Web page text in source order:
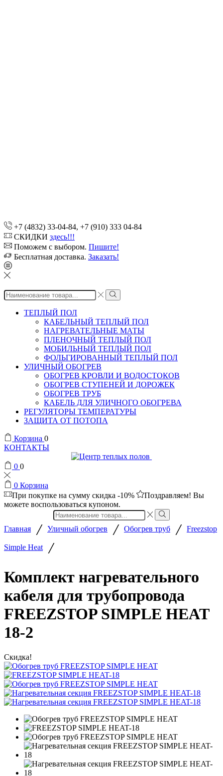
+7 (4832) 33-04-84, +7 (910) 333 04-84
СКИДКИ здесь!!!
Поможем с выбором. Пишите!
Бесплатная доставка. Заказать!
Search
input
ТЕПЛЫЙ ПОЛ
КАБЕЛЬНЫЙ ТЕПЛЫЙ ПОЛ
НАГРЕВАТЕЛЬНЫЕ МАТЫ
ПЛЕНОЧНЫЙ ТЕПЛЫЙ ПОЛ
МОБИЛЬНЫЙ ТЕПЛЫЙ ПОЛ
ФОЛЬГИРОВАННЫЙ ТЕПЛЫЙ ПОЛ
УЛИЧНЫЙ ОБОГРЕВ
ОБОГРЕВ КРОВЛИ И ВОДОСТОКОВ
ОБОГРЕВ СТУПЕНЕЙ И ДОРОЖЕК
ОБОГРЕВ ТРУБ
КАБЕЛЬ ДЛЯ УЛИЧНОГО ОБОГРЕВА
РЕГУЛЯТОРЫ ТЕМПЕРАТУРЫ
ЗАЩИТА ОТ ПОТОПА
Корзина 0
КОНТАКТЫ
0 0
0 Корзина
При покупке на сумму скидка -10%
Поздравляем! Вы
можете воспользоваться купоном.
Search
input
Главная / Уличный обогрев / Обогрев труб / Freezstop
Simple Heat
/
Комплект нагревательного
кабеля для трубопровода
FREEZSTOP SIMPLE HEAT
18-2
Скидка!